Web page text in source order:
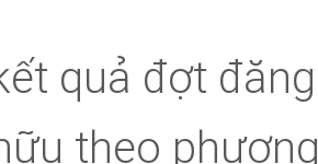
quả đợt
theo